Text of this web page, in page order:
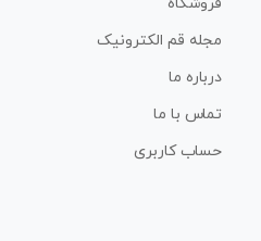
مجله قم الکترونیک
درباره ما
تماس با ما
حساب کاربری